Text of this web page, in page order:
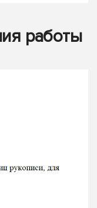
работы